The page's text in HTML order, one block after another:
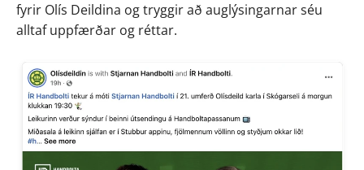
fyrir Olís Deildina og tryggir að auglýsingarnar séu
alltaf uppfærðar og réttar.